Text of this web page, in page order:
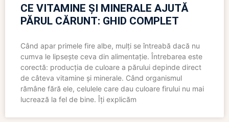
CE VITAMINE ȘI MINERALE AJUTĂ
PĂRUL CĂRUNT: GHID COMPLET
Când apar primele fire albe, mulți se întreabă dacă nu
cumva le lipsește ceva din alimentație. Întrebarea este
corectă: producția de culoare a părului depinde direct
de câteva vitamine și minerale. Când organismul
rămâne fără ele, celulele care dau culoare firului nu mai
lucrează la fel de bine. Îți explicăm